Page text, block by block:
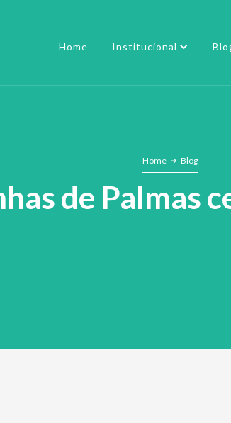
Home Institucional
Home Blog
de Palmas